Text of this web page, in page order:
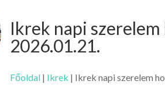
Ikrek napi
2026.01.21.
Főoldal | Ikrek | Ikrek napi szerelem